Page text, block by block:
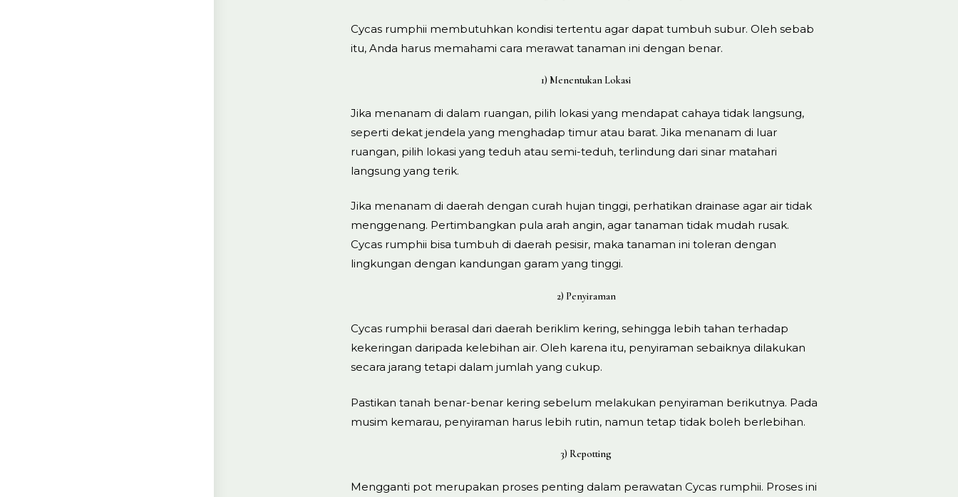
Cycas rumphii membutuhkan kondisi tertentu agar dapat tumbuh subur. Oleh sebab
itu, Anda harus memahami cara merawat tanaman ini dengan benar.
1) Menentukan Lokasi
Jika menanam di dalam ruangan, pilih lokasi yang mendapat cahaya tidak langsung,
seperti dekat jendela yang menghadap timur atau barat. Jika menanam di luar
ruangan, pilih lokasi yang teduh atau semi-teduh, terlindung dari sinar matahari
langsung yang terik.
Jika menanam di daerah dengan curah hujan tinggi, perhatikan drainase agar air tidak
menggenang. Pertimbangkan pula arah angin, agar tanaman tidak mudah rusak.
Cycas rumphii bisa tumbuh di daerah pesisir, maka tanaman ini toleran dengan
lingkungan dengan kandungan garam yang tinggi.
2) Penyiraman
Cycas rumphii berasal dari daerah beriklim kering, sehingga lebih tahan terhadap
kekeringan daripada kelebihan air. Oleh karena itu, penyiraman sebaiknya dilakukan
secara jarang tetapi dalam jumlah yang cukup.
Pastikan tanah benar-benar kering sebelum melakukan penyiraman berikutnya. Pada
musim kemarau, penyiraman harus lebih rutin, namun tetap tidak boleh berlebihan.
3) Repotting
Mengganti pot merupakan proses penting dalam perawatan Cycas rumphii. Proses ini